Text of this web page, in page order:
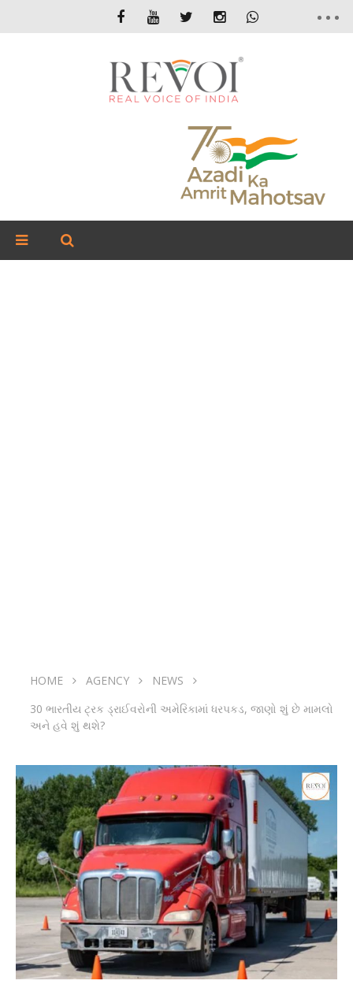
HOME AGENCY
NEWS
30 ભારતીય ટ્રક ડ્રાઈવરોની અમેરિકામાં ધરપકડ, જાણો શું છે મામલો
અને હવે શું થશે?